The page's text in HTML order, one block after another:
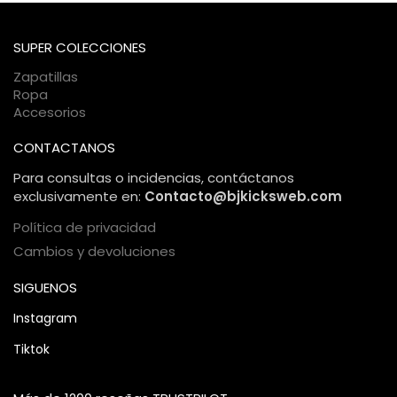
comercio electrónico, garantizando una compra 100%
SUPER COLECCIONES
Zapatillas
Ropa
Accesorios
CONTACTANOS
Para consultas o incidencias, contáctanos
exclusivamente en: Contacto@bjkicksweb.com
Política de privacidad
Cambios y devoluciones
SIGUENOS
Instagram
Tiktok